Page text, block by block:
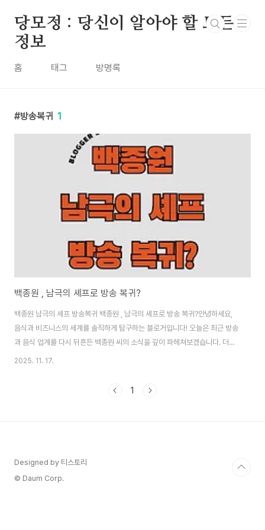
당모정 : 당신이 알아야 할 모든
정보
홈 태그 방명록
방송복귀 1
백종원 , 남극의 셰프로 방송 복귀?
백종원 남극의 셰프 방송복귀 백종원 , 남극의 셰프로 방송 복귀?안녕하세요,
음식과 비즈니스의 세계를 솔직하게 탐구하는 블로거입니다! 오늘은 최근 방송
과 음식 업계를 다시 뒤흔든 백종원 씨의 소식을 깊이 파헤쳐보겠습니다. 더본
코리아가 총 700만 원의 과태료와 벌금을 받은 사실이 공시로 공개된 가운데,
방송?"이라는 비판이 쏟아지고 있어요. 이 사건은 단순한 제재 소식이 아니라,
2025. 11. 17.
1
Designed by 티스토리
© Daum Corp.